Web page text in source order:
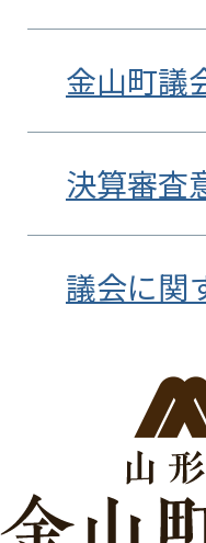
金山町議
決算審査
議会に関